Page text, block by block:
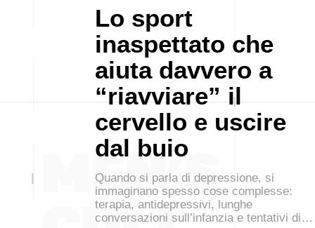
Lo sport
inaspettato che
aiuta davvero a
“riavviare” il
cervello e uscire
dal buio
Quando si parla di depressione, si
immaginano spesso cose complesse:
terapia, antidepressivi, lunghe
conversazioni sull’infanzia e tentativi di…